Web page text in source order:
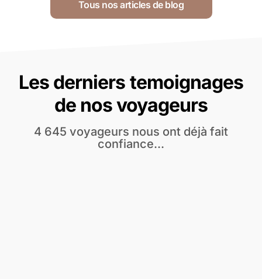
Tous nos articles de blog
Les derniers temoignages
de nos voyageurs
4 645 voyageurs nous ont déjà fait
confiance...